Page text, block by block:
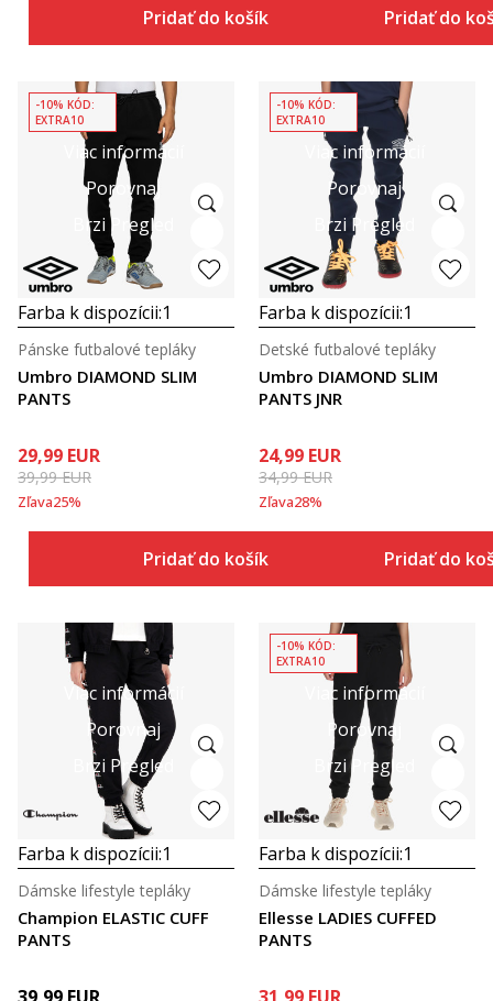
Pridať do košíka Pridať do
Viac informácií
Porovnaj
Brzi Pregled
-10% KÓD:
EXTRA10
Farba k dispozícii:1
Umbro DIAMOND SLIM
PANTS
Pánske futbalové tepláky
29,99 EUR
39,99EUR
Zľava25%
Pridať do košíka
Viac informácií
Porovnaj
Brzi Pregled
-10% KÓD:
EXTRA10
Farba k dispozícii:1
Umbro DIAMOND SLIM
PANTS JNR
Detské futbalové tepláky
24,99 EUR
34,99EUR
Zľava28%
Pridať do
Viac informácií
Porovnaj
Brzi Pregled
Farba k dispozícii:1
Champion ELASTIC CUFF
PANTS
Dámske lifestyle tepláky
39,99 EUR
Viac informácií
Porovnaj
Brzi Pregled
-10% KÓD:
EXTRA10
Farba k dispozícii:1
Ellesse LADIES CUFFED
PANTS
Dámske lifestyle tepláky
31,99 EUR